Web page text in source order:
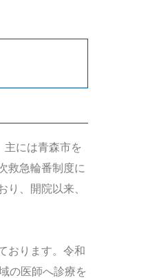
主には青森市を
救急輪番制度に
、開院以来、
おります。令和
の医師へ診療を